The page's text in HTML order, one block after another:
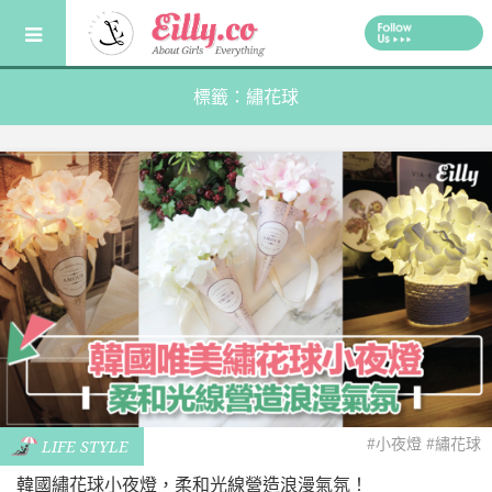
content
標籤：繡花球
LIFE STYLE #小夜燈 #繡花球
韓國繡花球小夜燈，柔和光線營造浪漫氣氛！